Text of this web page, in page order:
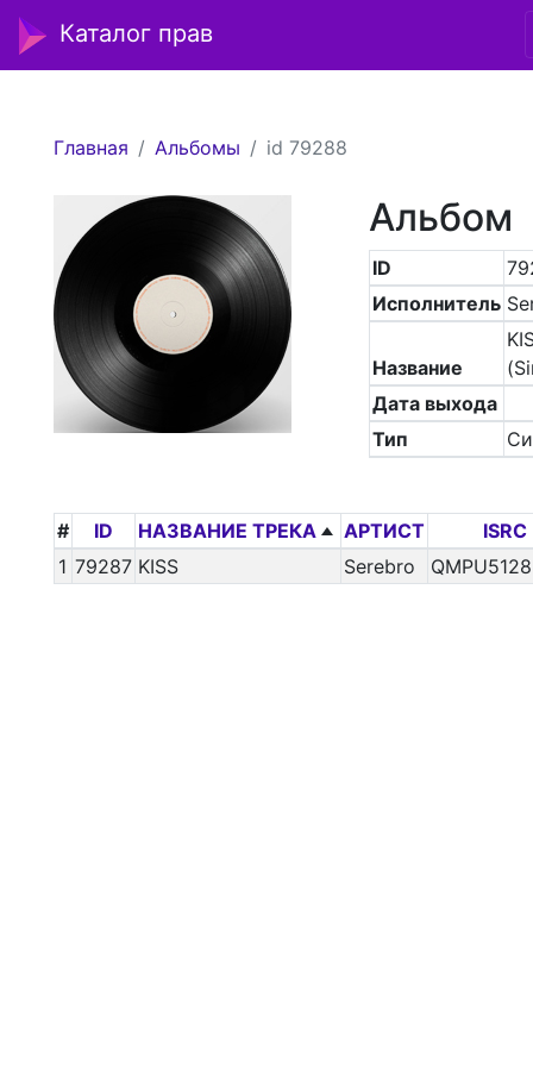
Каталог прав
Главная Альбомы id 79288
Альбом
ID
Исполнитель
Название
Дата выхода
Тип
# ID НАЗВАНИЕ ТРЕКА АРТИСТ
ISRC
1 79287 KISS Serebro